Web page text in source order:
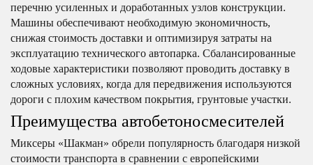
перечню усиленных и доработанных узлов конструкции.
Машины обеспечивают необходимую экономичность,
снижая стоимость доставки и оптимизируя затраты на
эксплуатацию технического автопарка. Сбалансированные
ходовые характеристики позволяют проводить доставку в
сложных условиях, когда для передвижения используются
дороги с плохим качеством покрытия, грунтовые участки.
Преимущества автобетоносмесителей
Миксеры «Шакман» обрели популярность благодаря низкой
стоимости транспорта в сравнении с европейскими